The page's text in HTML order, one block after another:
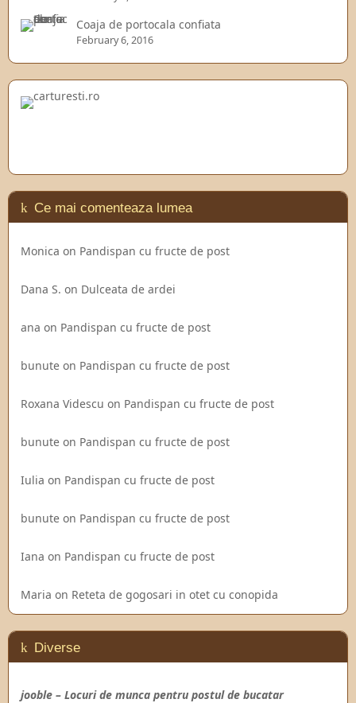
Coaja de portocala confiata
February 6, 2016
Ce mai comenteaza lumea
Monica on Pandispan cu fructe de post
Dana S. on Dulceata de ardei
ana on Pandispan cu fructe de post
bunute on Pandispan cu fructe de post
Roxana Videscu on Pandispan cu fructe de post
bunute on Pandispan cu fructe de post
Iulia on Pandispan cu fructe de post
bunute on Pandispan cu fructe de post
Iana on Pandispan cu fructe de post
Maria on Reteta de gogosari in otet cu conopida
Diverse
jooble – Locuri de munca pentru postul de bucatar